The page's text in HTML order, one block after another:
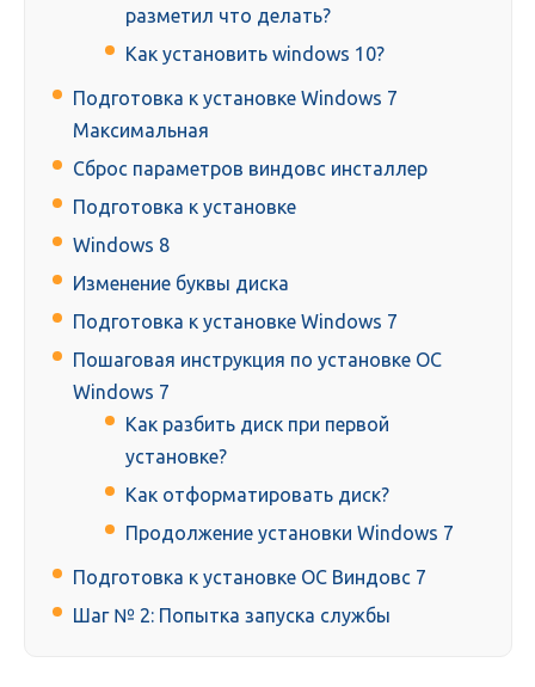
разметил что делать?
Как установить windows 10?
Подготовка к установке Windows 7
Максимальная
Сброс параметров виндовс инсталлер
Подготовка к установке
Windows 8
Изменение буквы диска
Подготовка к установке Windows 7
Пошаговая инструкция по установке ОС
Windows 7
Как разбить диск при первой
установке?
Как отформатировать диск?
Продолжение установки Windows 7
Подготовка к установке ОС Виндовс 7
Шаг № 2: Попытка запуска службы